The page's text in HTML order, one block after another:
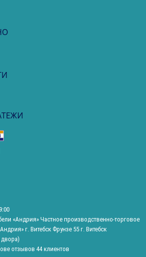
«Андрия» Частное производственно-торговое
г. Витебск Фрунзе 55 г. Витебск
отзывов 44 клиентов